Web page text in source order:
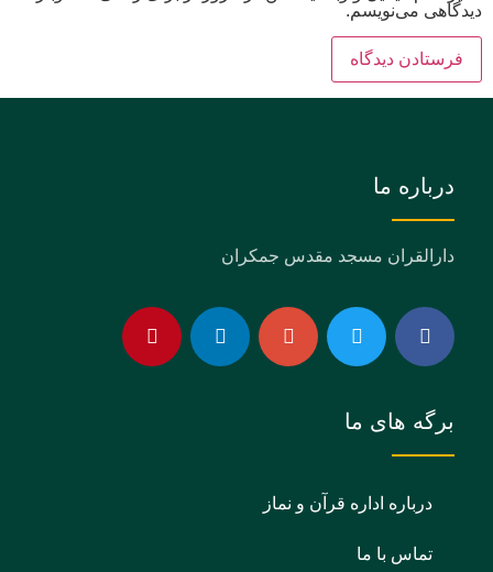
دیدگاهی می‌نویسم.
درباره ما
دارالقران مسجد مقدس جمکران
برگه های ما
درباره اداره قرآن و نماز
تماس با ما